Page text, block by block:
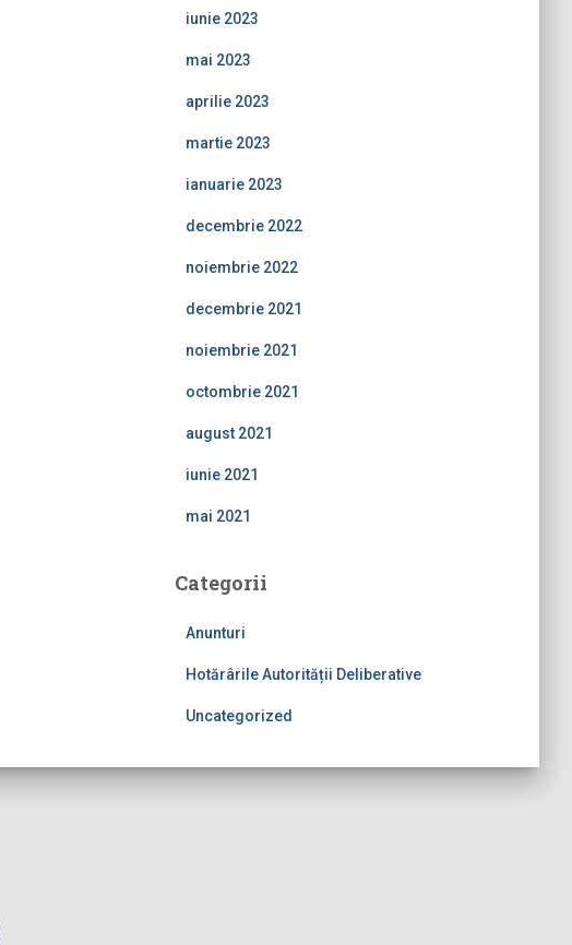
iunie 2023
mai 2023
aprilie 2023
martie 2023
ianuarie 2023
decembrie 2022
noiembrie 2022
decembrie 2021
noiembrie 2021
octombrie 2021
august 2021
iunie 2021
mai 2021
Categorii
Anunturi
Hotărârile Autorității Deliberative
Uncategorized